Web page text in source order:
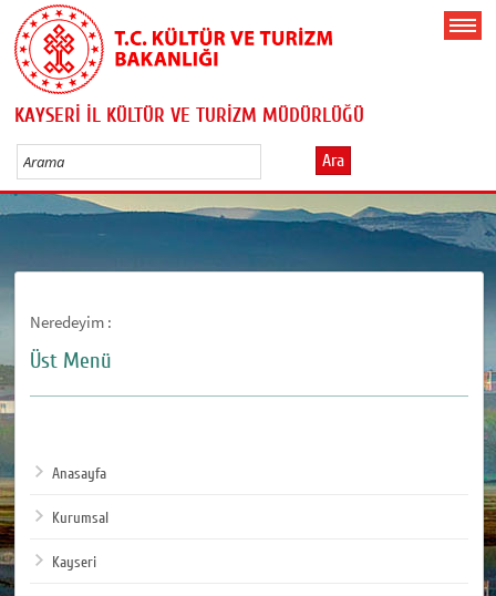
KAYSERİ İL KÜLTÜR VE TURİZM MÜDÜRLÜĞÜ
Ara
Neredeyim :
Üst Menü
Anasayfa
Kurumsal
Kayseri